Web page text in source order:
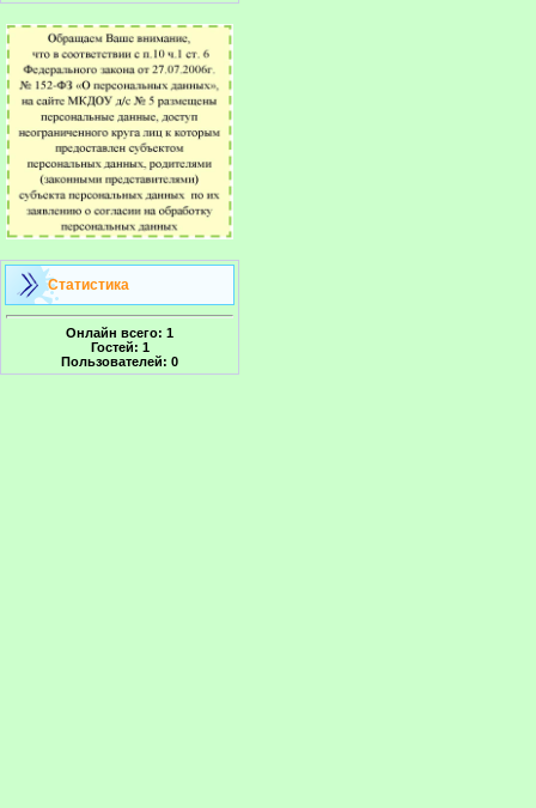
Статистика
Онлайн всего: 1
Гостей: 1
Пользователей: 0